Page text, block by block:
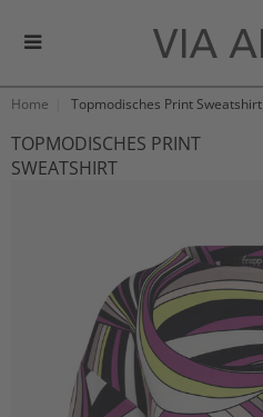
Home Topmodisches Print Sweatshirt
TOPMODISCHES PRINT
SWEATSHIRT